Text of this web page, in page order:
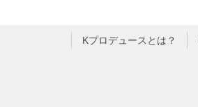
Kプロデュースとは？